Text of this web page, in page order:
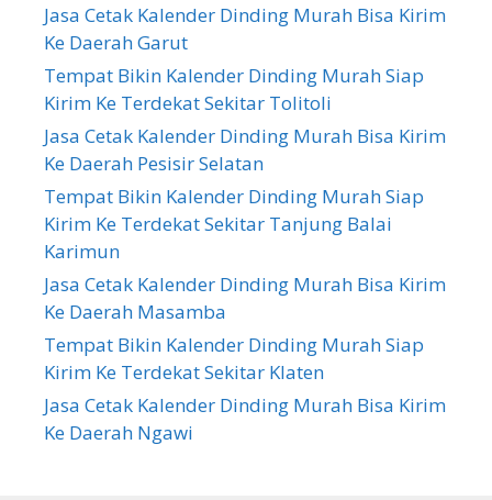
Jasa Cetak Kalender Dinding Murah Bisa Kirim
Ke Daerah Garut
Tempat Bikin Kalender Dinding Murah Siap
Kirim Ke Terdekat Sekitar Tolitoli
Jasa Cetak Kalender Dinding Murah Bisa Kirim
Ke Daerah Pesisir Selatan
Tempat Bikin Kalender Dinding Murah Siap
Kirim Ke Terdekat Sekitar Tanjung Balai
Karimun
Jasa Cetak Kalender Dinding Murah Bisa Kirim
Ke Daerah Masamba
Tempat Bikin Kalender Dinding Murah Siap
Kirim Ke Terdekat Sekitar Klaten
Jasa Cetak Kalender Dinding Murah Bisa Kirim
Ke Daerah Ngawi